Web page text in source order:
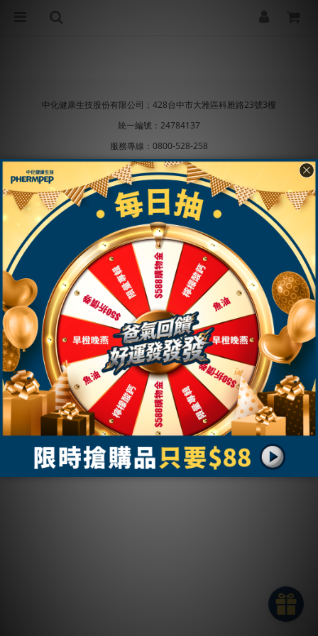
中化健康生技股份有限公司；428台中市大雅區科雅路23號3樓
統一編號：24784137
服務專線：0800-528-258
聯絡信箱：info@phermpep.com.tw
中化健康生技粉絲專頁； Line@官方帳號
食品業者登錄字號A-124784137-00000-4
隱私條款 條款及細則
| 2020 © 中化健康生技股份有限公
司